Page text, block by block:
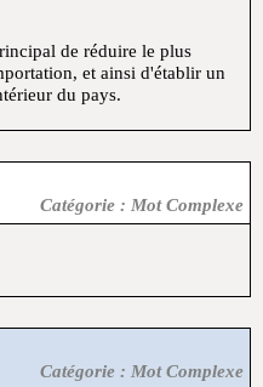
de réduire le plus
et ainsi d'établir un
du pays.
Catégorie : Mot Complexe
Catégorie : Mot Complexe